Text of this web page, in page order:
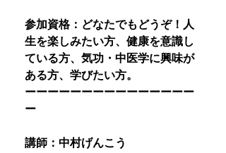
参加資格：どなたでもどうぞ！人
生を楽しみたい方、健康を意識し
ている方、気功・中医学に興味が
ある方、学びたい方。
ーーーーーーーーーーーーーーー
ー
講師：中村げんこう